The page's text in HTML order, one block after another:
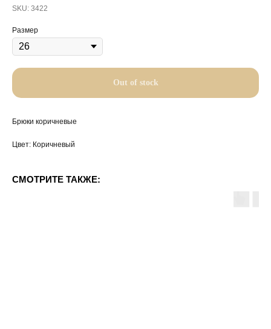
SKU: 3422
Размер
Out of stock
Брюки коричневые
Цвет: Коричневый
СМОТРИТЕ ТАКЖЕ: